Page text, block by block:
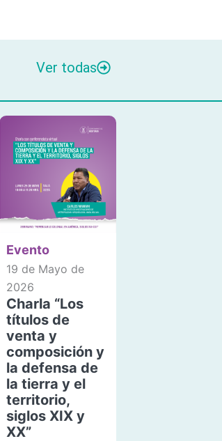
Ver todas
Evento
19 de Mayo de
2026
Charla “Los
títulos de
venta y
composición y
la defensa de
la tierra y el
territorio,
siglos XIX y
XX”